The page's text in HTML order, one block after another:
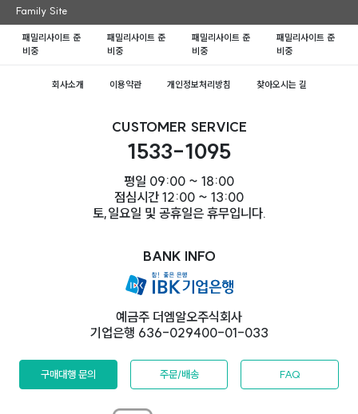
Family Site
패밀리사이트 준
비중
패밀리사이트 준
비중
패밀리사이트 준
비중
패밀리사이트 준
비중
회사소개 이용약관 개인정보처리방침 찾아오시는 길
CUSTOMER SERVICE
1533-1095
평일 09:00 ~ 18:00
점심시간 12:00 ~ 13:00
토,일요일 및 공휴일은 휴무입니다.
BANK INFO
예금주 더엠알오주식회사
기업은행 636-029400-01-033
구매대행 문의 주문/배송 FAQ